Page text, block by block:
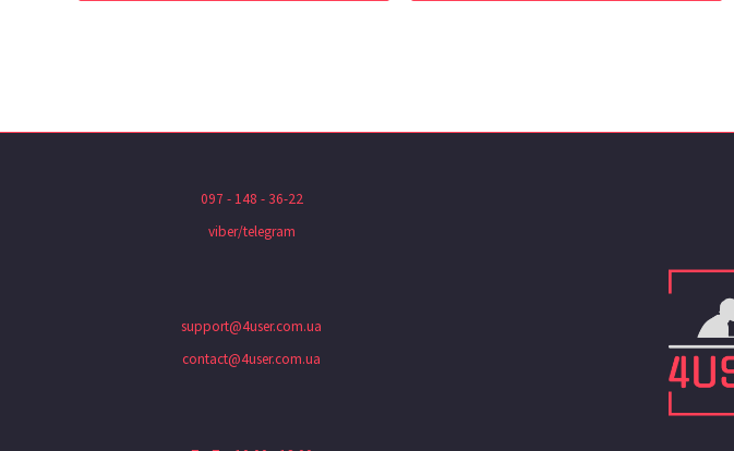
097 - 148 - 36-22
viber/telegram
support@4user.com.ua
contact@4user.com.ua